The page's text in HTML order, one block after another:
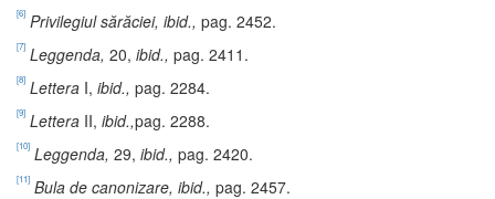
[6] Privilegiul sărăciei, ibid., pag. 2452.
[7] Leggenda, 20, ibid., pag. 2411.
[8] Lettera I, ibid., pag. 2284.
[9] Lettera II, ibid.,pag. 2288.
[10] Leggenda, 29, ibid., pag. 2420.
[11] Bula de canonizare, ibid., pag. 2457.